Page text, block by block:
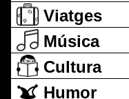
Viatges
Música
Cultura
Humor